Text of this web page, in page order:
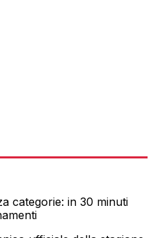
categorie: in 30 minuti